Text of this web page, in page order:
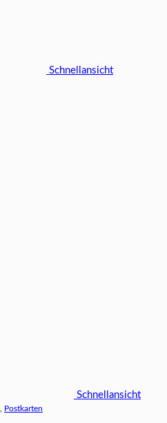
Schnellansicht
Schnellansicht
Postkarten